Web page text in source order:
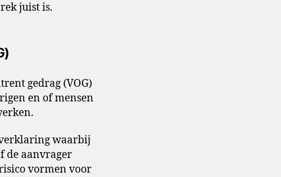
juist is.
gedrag (VOG)
en of mensen
waarbij
de aanvrager
vormen voor